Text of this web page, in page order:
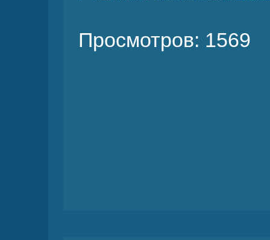
Просмотров: 1569